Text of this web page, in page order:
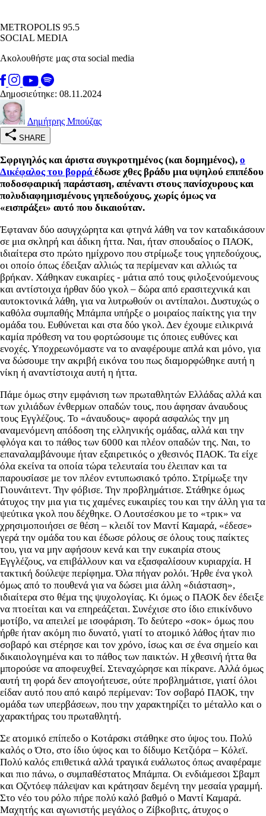
METROPOLIS 95.5
SOCIAL MEDIA
Ακολουθήστε μας στα social media
Δημοσιεύτηκε: 08.11.2024
Δημήτρης Μπούζας
SHARE
Σφριγηλός και άριστα συγκροτημένος (και δομημένος), ο
Δικέφαλος του βορράέδωσε χθες βράδυ μια υψηλού επιπέδου
ποδοσφαιρική παράσταση, απέναντι στους πανίσχυρους και
πολυδιαφημισμένους γηπεδούχους, χωρίς όμως να
«εισπράξει» αυτό που δικαιούταν.
Έφταναν δύο ασυγχώρητα και φτηνά λάθη να τον καταδικάσουν
σε μια σκληρή και άδικη ήττα. Ναι, ήταν σπουδαίος ο ΠΑΟΚ,
ιδιαίτερα στο πρώτο ημίχρονο που στρίμωξε τους γηπεδούχους,
οι οποίο όπως έδειξαν αλλιώς τα περίμεναν και αλλιώς τα
βρήκαν. Χάθηκαν ευκαιρίες - μάτια από τους φιλοξενούμενους
και αντίστοιχα ήρθαν δύο γκολ – δώρα από ερασιτεχνικά και
αυτοκτονικά λάθη, για να λυτρωθούν οι αντίπαλοι. Δυστυχώς ο
καθόλα συμπαθής Μπάμπα υπήρξε ο μοιραίος παίκτης για την
ομάδα του. Ευθύνεται και στα δύο γκολ. Δεν έχουμε ειλικρινά
καμία πρόθεση να του φορτώσουμε τις όποιες ευθύνες και
ενοχές. Υποχρεωνόμαστε να το αναφέρουμε απλά και μόνο, για
να δώσουμε την ακριβή εικόνα του πως διαμορφώθηκε αυτή η
νίκη ή αναντίστοιχα αυτή η ήττα.
Πάμε όμως στην εμφάνιση των πρωταθλητών Ελλάδας αλλά και
των χιλιάδων ένθερμων οπαδών τους, που άφησαν άναυδους
τους Εγγλέζους. Το «άναυδους» αφορά ασφαλώς την μη
αναμενόμενη απόδοση της ελληνικής ομάδας, αλλά και την
φλόγα και το πάθος των 6000 και πλέον οπαδών της. Ναι, το
επαναλαμβάνουμε ήταν εξαιρετικός ο χθεσινός ΠΑΟΚ. Τα είχε
όλα εκείνα τα οποία τώρα τελευταία του έλειπαν και τα
παρουσίασε με τον πλέον εντυπωσιακό τρόπο. Στρίμωξε την
Γιουνάιτεντ. Την φόβισε. Την προβλημάτισε. Στάθηκε όμως
άτυχος την μια για τις χαμένες ευκαιρίες του και την άλλη για τα
ψεύτικα γκολ που δέχθηκε. Ο Λουτσέσκου με το «τρικ» να
χρησιμοποιήσει σε θέση – κλειδί τον Μαντί Καμαρά, «έδεσε»
γερά την ομάδα του και έδωσε ρόλους σε όλους τους παίκτες
του, για να μην αφήσουν κενά και την ευκαιρία στους
Εγγλέζους, να επιβάλλουν και να εξασφαλίσουν κυριαρχία. Η
τακτική δούλεψε περίφημα. Όλα πήγαν ρολόι. Ήρθε ένα γκολ
όμως από το πουθενά για να δώσει μια άλλη «διάσταση»,
ιδιαίτερα στο θέμα της ψυχολογίας. Κι όμως ο ΠΑΟΚ δεν έδειξε
να πτοείται και να επηρεάζεται. Συνέχισε στο ίδιο επικίνδυνο
μοτίβο, να απειλεί με ισοφάριση. Το δεύτερο «σοκ» όμως που
ήρθε ήταν ακόμη πιο δυνατό, γιατί το ατομικό λάθος ήταν πιο
σοβαρό και στέρησε και τον χρόνο, ίσως και σε ένα σημείο και
δικαιολογημένα και το πάθος των παικτών. Η χθεσινή ήττα θα
μπορούσε να αποφευχθεί. Στεναχώρησε και πίκρανε. Αλλά όμως
αυτή τη φορά δεν απογοήτευσε, ούτε προβλημάτισε, γιατί όλοι
είδαν αυτό που από καιρό περίμεναν: Τον σοβαρό ΠΑΟΚ, την
ομάδα των υπερβάσεων, που την χαρακτηρίζει το μέταλλο και ο
χαρακτήρας του πρωταθλητή.
Σε ατομικό επίπεδο ο Κοτάρσκι στάθηκε στο ύψος του. Πολύ
καλός ο Ότο, στο ίδιο ύψος και το δίδυμο Κετζιόρα – Κόλεϊ.
Πολύ καλός επιθετικά αλλά τραγικά ευάλωτος όπως αναφέραμε
και πιο πάνω, ο συμπαθέστατος Μπάμπα. Οι ενδιάμεσοι Σβαμπ
και Οζντόεφ πάλεψαν και κράτησαν δεμένη την μεσαία γραμμή.
Στο νέο του ρόλο πήρε πολύ καλό βαθμό ο Μαντί Καμαρά.
Μαχητής και αγωνιστής μεγάλος ο Ζίβκοβιτς, άτυχος ο